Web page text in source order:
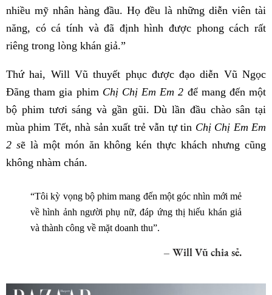
nhiều mỹ nhân hàng đầu. Họ đều là những diễn viên tài
năng, có cá tính và đã định hình được phong cách rất
riêng trong lòng khán giả.”
Thứ hai, Will Vũ thuyết phục được đạo diễn Vũ Ngọc
Đãng tham gia phim Chị Chị Em Em 2 để mang đến một
bộ phim tươi sáng và gần gũi. Dù lần đầu chào sân tại
mùa phim Tết, nhà sản xuất trẻ vẫn tự tin Chị Chị Em Em
2 sẽ là một món ăn không kén thực khách nhưng cũng
không nhàm chán.
“Tôi kỳ vọng bộ phim mang đến một góc nhìn mới mẻ
về hình ảnh người phụ nữ, đáp ứng thị hiếu khán giả
và thành công về mặt doanh thu”.
– Will Vũ chia sẻ.